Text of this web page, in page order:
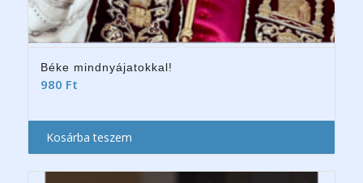
Béke mindnyájatokkal!
980 Ft
Kosárba teszem